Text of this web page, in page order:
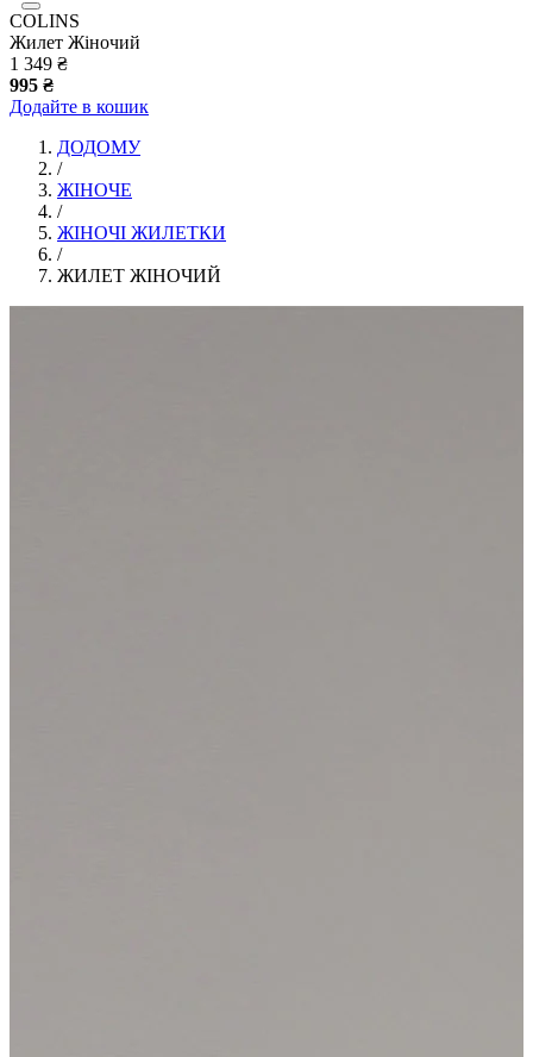
COLINS
Жилет Жіночий
1 349 ₴
995 ₴
Додайте в кошик
ДОДОМУ
/
ЖІНОЧЕ
/
ЖІНОЧІ ЖИЛЕТКИ
/
ЖИЛЕТ ЖІНОЧИЙ